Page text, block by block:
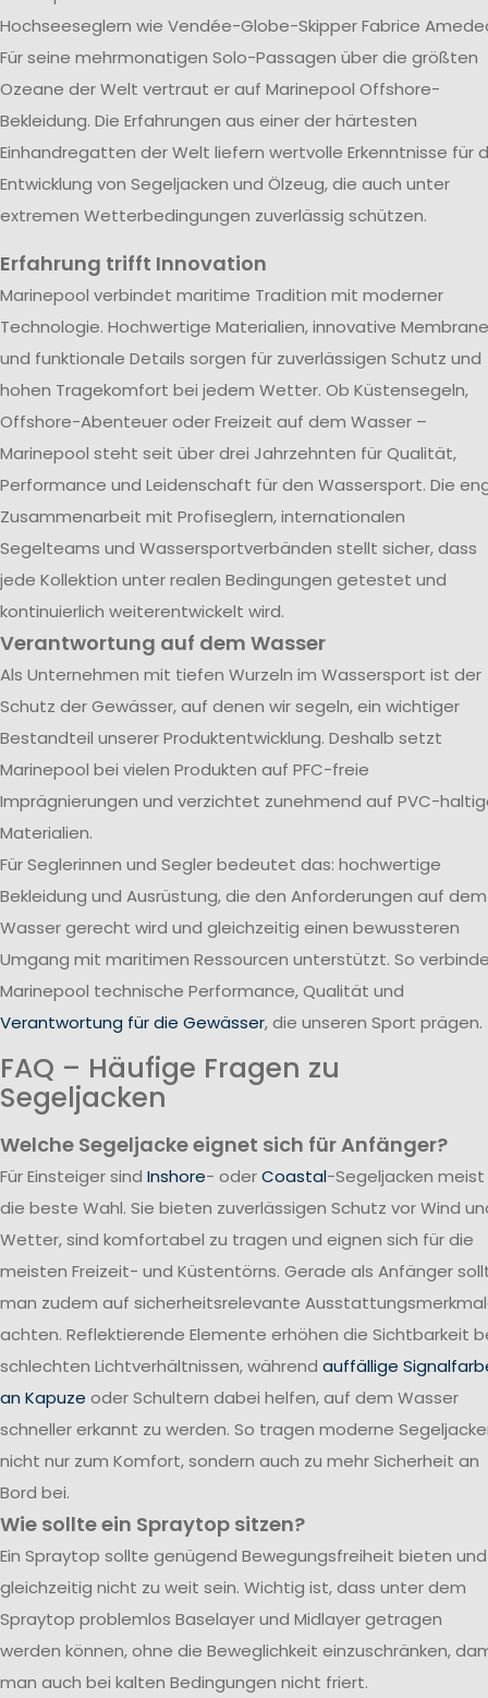
Hochseeseglern wie Vendée-Globe-Skipper Fabrice
Für seine mehrmonatigen Solo-Passagen über die größten
Ozeane der Welt vertraut er auf Marinepool Offshore-
Bekleidung. Die Erfahrungen aus einer der härtesten
Einhandregatten der Welt liefern wertvolle Erkenntnisse für
Entwicklung von Segeljacken und Ölzeug, die auch unter
extremen Wetterbedingungen zuverlässig schützen.
Erfahrung trifft Innovation
Marinepool verbindet maritime Tradition mit moderner
Technologie. Hochwertige Materialien, innovative
und funktionale Details sorgen für zuverlässigen Schutz und
hohen Tragekomfort bei jedem Wetter. Ob Küstensegeln,
Offshore-Abenteuer oder Freizeit auf dem Wasser –
Marinepool steht seit über drei Jahrzehnten für Qualität,
Performance und Leidenschaft für den Wassersport. Die
Zusammenarbeit mit Profiseglern, internationalen
Segelteams und Wassersportverbänden stellt sicher, dass
jede Kollektion unter realen Bedingungen getestet und
kontinuierlich weiterentwickelt wird.
Verantwortung auf dem Wasser
Als Unternehmen mit tiefen Wurzeln im Wassersport ist der
Schutz der Gewässer, auf denen wir segeln, ein wichtiger
Bestandteil unserer Produktentwicklung. Deshalb setzt
Marinepool bei vielen Produkten auf PFC-freie
Imprägnierungen und verzichtet zunehmend auf PVC-
Materialien.
Für Seglerinnen und Segler bedeutet das: hochwertige
Bekleidung und Ausrüstung, die den Anforderungen auf dem
Wasser gerecht wird und gleichzeitig einen bewussteren
Umgang mit maritimen Ressourcen unterstützt. So
Marinepool technische Performance, Qualität und
Verantwortung für die Gewässer, die unseren Sport prägen.
FAQ – Häufige Fragen zu
Segeljacken
Welche Segeljacke eignet sich für Anfänger?
Für Einsteiger sind Inshore- oderCoastal-Segeljacken meist
die beste Wahl. Sie bieten zuverlässigen Schutz vor Wind
Wetter, sind komfortabel zu tragen und eignen sich für die
meisten Freizeit- und Küstentörns. Gerade als Anfänger
man zudem auf sicherheitsrelevante
achten. Reflektierende Elemente erhöhen die Sichtbarkeit
schlechten Lichtverhältnissen, während auffällige
an Kapuze oder Schultern dabei helfen, auf dem Wasser
schneller erkannt zu werden. So tragen moderne
nicht nur zum Komfort, sondern auch zu mehr Sicherheit an
Bord bei.
Wie sollte ein Spraytop sitzen?
Ein Spraytop sollte genügend Bewegungsfreiheit bieten und
gleichzeitig nicht zu weit sein. Wichtig ist, dass unter dem
Spraytop problemlos Baselayer und Midlayer getragen
werden können, ohne die Beweglichkeit einzuschränken,
man auch bei kalten Bedingungen nicht friert.